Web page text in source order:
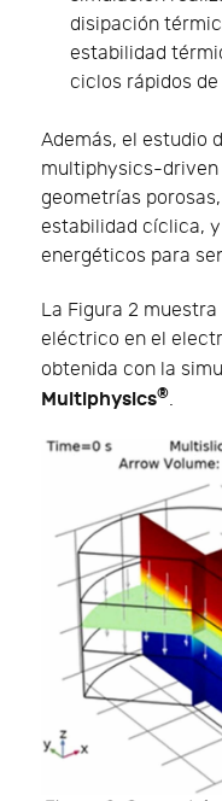
disipación
estabilidad
ciclos rápidos
Además, el estudio
multiphysics-driven
geometrías
estabilidad cíclica,
energéticos para
La Figura 2
eléctrico en el
obtenida con la
Multiphysics®.